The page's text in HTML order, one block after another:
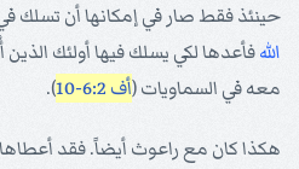
حينئذ فقط صار في إمكانها أن تسلك
اللهفأعدها لكي يسلك فيها أولئك الذين
معه في السماويات (أف 6:2-10 ).
هكذا كان مع راعوث أيضاً. فقد أعطاها